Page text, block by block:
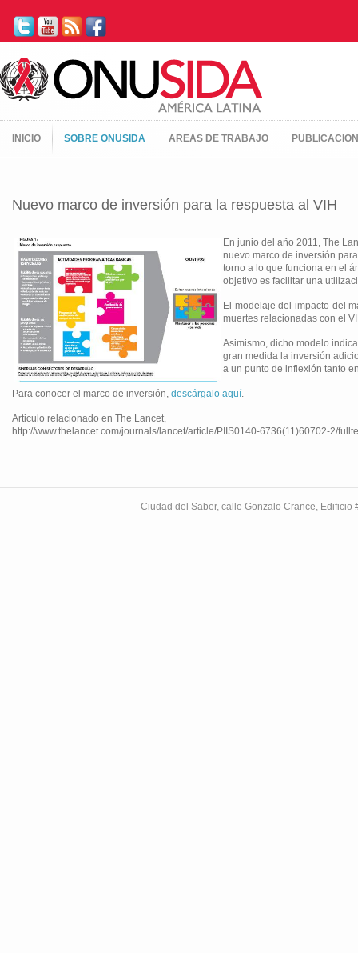
INICIO SOBRE ONUSIDA AREAS DE TRABAJO
Nuevo marco de inversión para la respuesta al VIH
En junio del año 2011, The
nuevo marco de inversión
torno a lo que funciona en el
objetivo es facilitar una
El modelaje del impacto del
muertes relacionadas con el
Asimismo, dicho modelo
gran medida la inversión
a un punto de inflexión tanto
Para conocer el marco de inversión, descárgalo aquí.
Articulo relacionado en The Lancet,
http://www.thelancet.com/journals/lancet/article/PIIS0140-6736(11)60702-2/
Ciudad del Saber, calle Gonzalo Crance,